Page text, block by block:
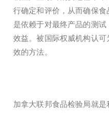
行确定和评价，从而确保
是依赖于对最终产品的测
效益。被国际权威机构认
效的方法。
加拿大联邦食品检验局就是